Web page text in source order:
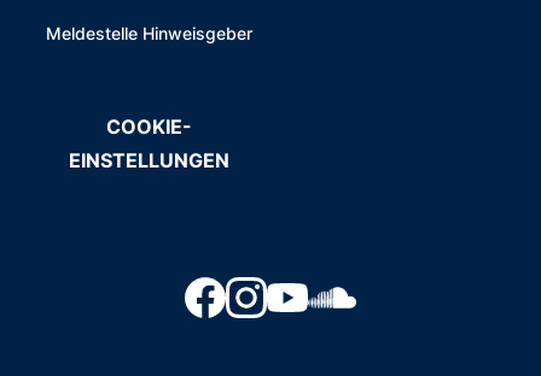
Meldestelle Hinweisgeber
COOKIE-
EINSTELLUNGEN